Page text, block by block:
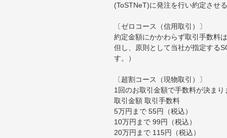
(ToSTNeT)に発注を行い約定させ
〔ゼロコース（信用取引）〕
約定金額にかかわらず取引手数料
但し、原則として当社が指定する
す。）
〔超割コース（現物取引）〕
1回のお取引金額で手数料が決まり
取引金額 取引手数料
5万円まで 55円（税込）
10万円まで 99円（税込）
20万円まで 115円（税込）